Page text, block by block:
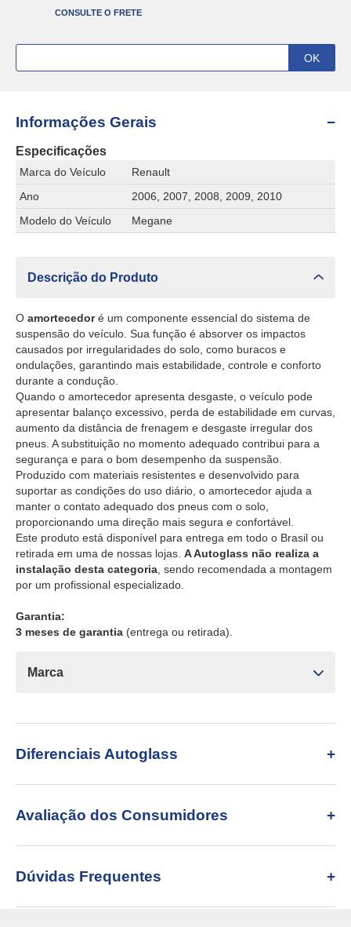
CONSULTE O FRETE
Informações Gerais
Especificações
Marca do Veículo
Renault
Ano
2006, 2007, 2008, 2009, 2010
Modelo do Veículo
Megane
Descrição do Produto
O amortecedoré um componente essencial do sistema de
suspensão do veículo. Sua função é absorver os impactos
causados por irregularidades do solo, como buracos e
ondulações, garantindo mais estabilidade, controle e conforto
durante a condução.
Quando o amortecedor apresenta desgaste, o veículo pode
apresentar balanço excessivo, perda de estabilidade em curvas,
aumento da distância de frenagem e desgaste irregular dos
pneus. A substituição no momento adequado contribui para a
segurança e para o bom desempenho da suspensão.
Produzido com materiais resistentes e desenvolvido para
suportar as condições do uso diário, o amortecedor ajuda a
manter o contato adequado dos pneus com o solo,
proporcionando uma direção mais segura e confortável.
Este produto está disponível para entrega em todo o Brasil ou
retirada em uma de nossas lojas. A Autoglass não realiza a
instalação desta categoria , sendo recomendada a montagem
por um profissional especializado.
Garantia:
3 meses de garantia (entrega ou retirada).
Marca
Diferenciais Autoglass
Avaliação dos Consumidores
Dúvidas Frequentes